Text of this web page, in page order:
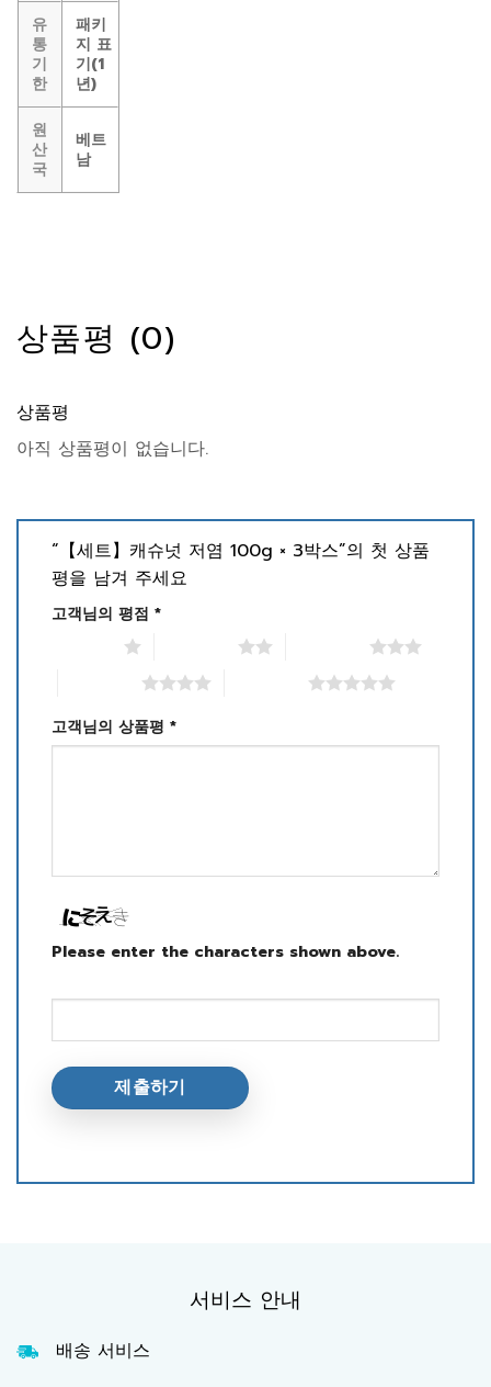
유
통
기
한
패키
지 표
기(1
년)
원
산
국
베트
남
상품평 (0)
상품평
아직 상품평이 없습니다.
“【세트】캐슈넛 저염 100g × 3박스”의 첫 상품
평을 남겨 주세요
고객님의 평점 *
고객님의 상품평 *
Please enter the characters shown above.
서비스 안내
배송 서비스